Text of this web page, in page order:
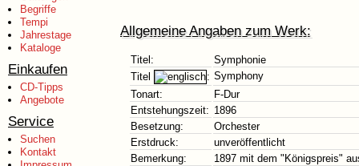
Begriffe
Tempi
Jahrestage
Kataloge
Einkaufen
CD-Tipps
Angebote
Service
Suchen
Kontakt
Allgemeine Angaben zum Werk:
Titel:
Symphonie
Titel
: Symphony
Tonart:
F-Dur
Entstehungszeit: 1896
Besetzung:
Orchester
Erstdruck:
unveröffentlicht
Bemerkung:
1897 mit dem "Königspreis"